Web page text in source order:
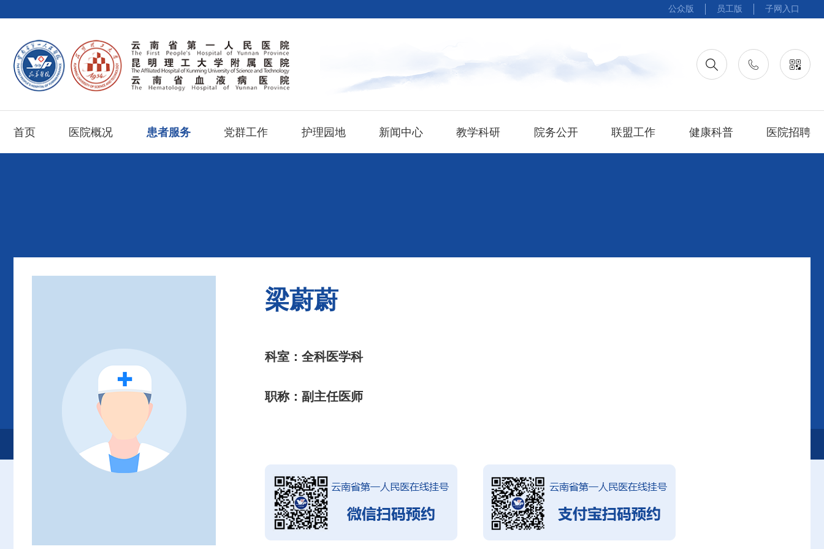
公众版 员工版 子网入口
首页 医院概况 患者服务 党群工作 护理园地 新闻中心 教学科研 院务公开 联盟工作 健康科普 医院招聘
就诊服务 专家介绍
梁蔚蔚
科室：全科医学科
职称：副主任医师